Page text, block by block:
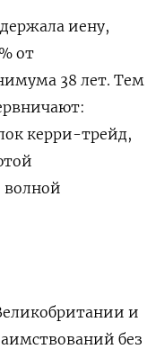
иену,
от
38 лет. Тем
керри-трейд,
волной
и
без